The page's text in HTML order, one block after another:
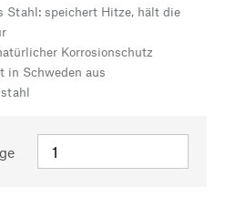
Stahl: speichert Hitze, hält die
Korrosionschutz
in Schweden aus